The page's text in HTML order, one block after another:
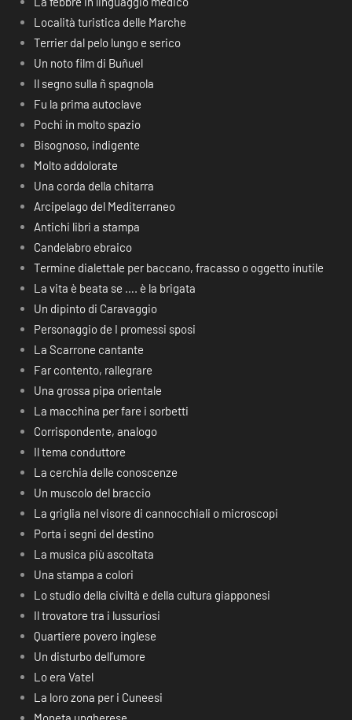
Località turistica delle Marche
Terrier dal pelo lungo e serico
Un noto film di Buñuel
Il segno sulla ñ spagnola
Fu la prima autoclave
Pochi in molto spazio
Bisognoso, indigente
Molto addolorate
Una corda della chitarra
Arcipelago del Mediterraneo
Antichi libri a stampa
Candelabro ebraico
Termine dialettale per baccano, fracasso o oggetto inutile
La vita è beata se …. è la brigata
Un dipinto di Caravaggio
Personaggio de I promessi sposi
La Scarrone cantante
Far contento, rallegrare
Una grossa pipa orientale
La macchina per fare i sorbetti
Corrispondente, analogo
Il tema conduttore
La cerchia delle conoscenze
Un muscolo del braccio
La griglia nel visore di cannocchiali o microscopi
Porta i segni del destino
La musica più ascoltata
Una stampa a colori
Lo studio della civiltà e della cultura giapponesi
Il trovatore tra i lussuriosi
Quartiere povero inglese
Un disturbo dell’umore
Lo era Vatel
La loro zona per i Cuneesi